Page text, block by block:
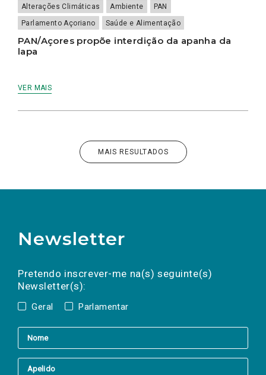
Alterações Climáticas
Ambiente
PAN
Parlamento Açoriano
Saúde e Alimentação
PAN/Açores propõe interdição da apanha da
lapa
VER MAIS
MAIS RESULTADOS
Newsletter
Pretendo inscrever-me na(s) seguinte(s)
Newsletter(s):
Geral Parlamentar
a(s) newsletter(s).
mail